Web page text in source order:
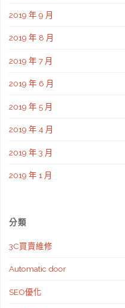
2019 年 9 月
2019 年 8 月
2019 年 7 月
2019 年 6 月
2019 年 5 月
2019 年 4 月
2019 年 3 月
2019 年 1 月
分類
3C買賣維修
Automatic door
SEO優化